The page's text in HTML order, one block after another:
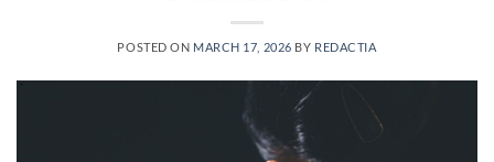
POSTED ON MARCH 17, 2026 BY REDACTIA